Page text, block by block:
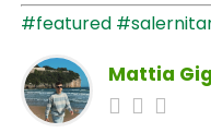
#featured
Mattia